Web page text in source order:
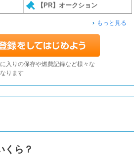
【PR】オークション
もっと見る
入りの保存や燃費記録など様々な
ります
くら？